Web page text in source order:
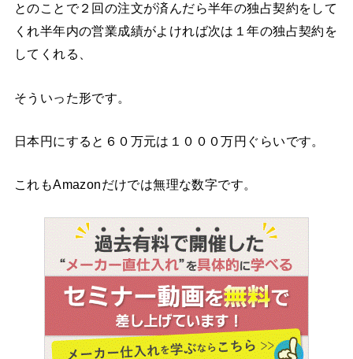
とのことで２回の注文が済んだら半年の独占契約をして
くれ半年内の営業成績がよければ次は１年の独占契約を
してくれる、
そういった形です。
日本円にすると６０万元は１０００万円ぐらいです。
これもAmazonだけでは無理な数字です。